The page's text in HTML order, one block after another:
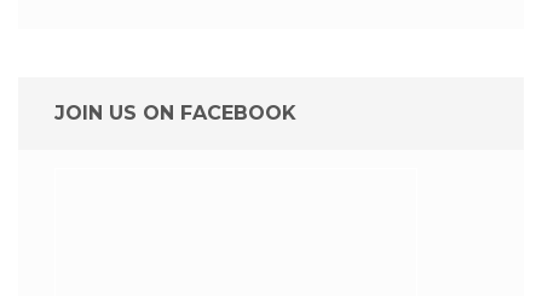
JOIN US ON FACEBOOK